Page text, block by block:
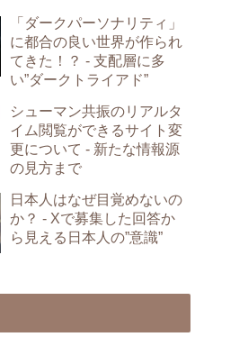
「ダークパーソナリティ」
に都合の良い世界が作られ
てきた！？ - 支配層に多
い”ダークトライアド”
シューマン共振のリアルタ
イム閲覧ができるサイト変
更について - 新たな情報源
の見方まで
日本人はなぜ目覚めないの
か？ - Xで募集した回答か
ら見える日本人の”意識”